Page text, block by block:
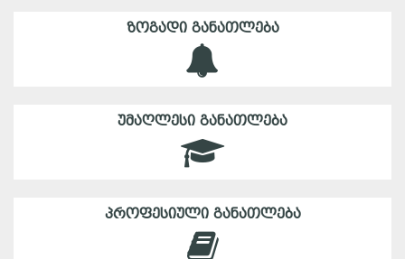
ᲖᲝᲒᲐᲓᲘ ᲒᲐᲜᲐᲗᲚᲔᲑᲐ
ᲣᲛᲐᲦᲚᲔᲡᲘ ᲒᲐᲜᲐᲗᲚᲔᲑᲐ
ᲞᲠᲝᲤᲔᲡᲘᲣᲚᲘ ᲒᲐᲜᲐᲗᲚᲔᲑᲐ